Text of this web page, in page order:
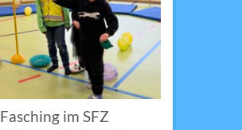
Fasching im SFZ